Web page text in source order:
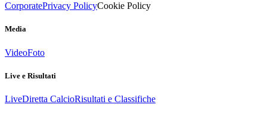
CorporatePrivacy PolicyCookie Policy
Media
VideoFoto
Live e Risultati
LiveDiretta CalcioRisultati e Classifiche